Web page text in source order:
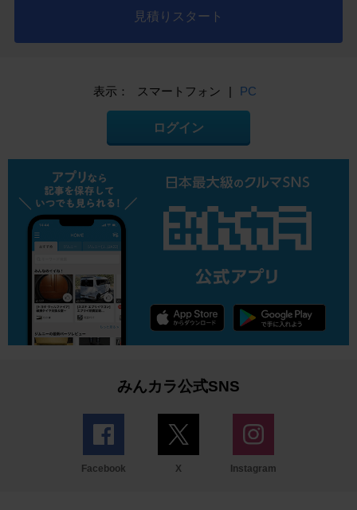
見積りスタート
表示： スマートフォン | PC
ログイン
みんカラ公式SNS
Facebook X Instagram